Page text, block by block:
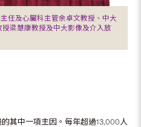
任及心臟科主管余卓文教授、中大
梁慧康教授及中大影像及介入放
其中一項主因。每年超過13,000人